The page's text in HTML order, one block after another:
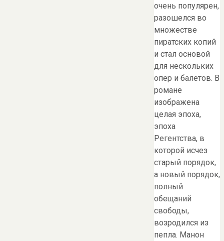
очень популярен,
разошелся во
множестве
пиратских копий
и стал основой
для нескольких
опер и балетов. В
романе
изображена
целая эпоха,
эпоха
Регентства, в
которой исчез
старый порядок,
а новый порядок,
полный
обещаний
свободы,
возродился из
пепла. Манон